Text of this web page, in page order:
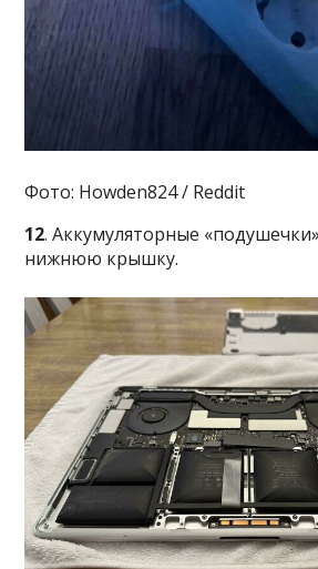
Фото: Howden824 / Reddit
12. Аккумуляторные
нижнюю крышку.